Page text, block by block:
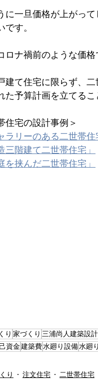
に一旦価格が上がっ
です。
ロナ禍前のような価
建て住宅に限らず、
た予算計画を立てるこ
住宅の設計事例＞
ラリーのある二世帯住
三階建て二世帯住宅」
を挟んだ二世帯住宅」
り 家づくり 三浦尚人建築設
資金建築費水廻り設備水廻り
り
注文住宅 二世帯住宅